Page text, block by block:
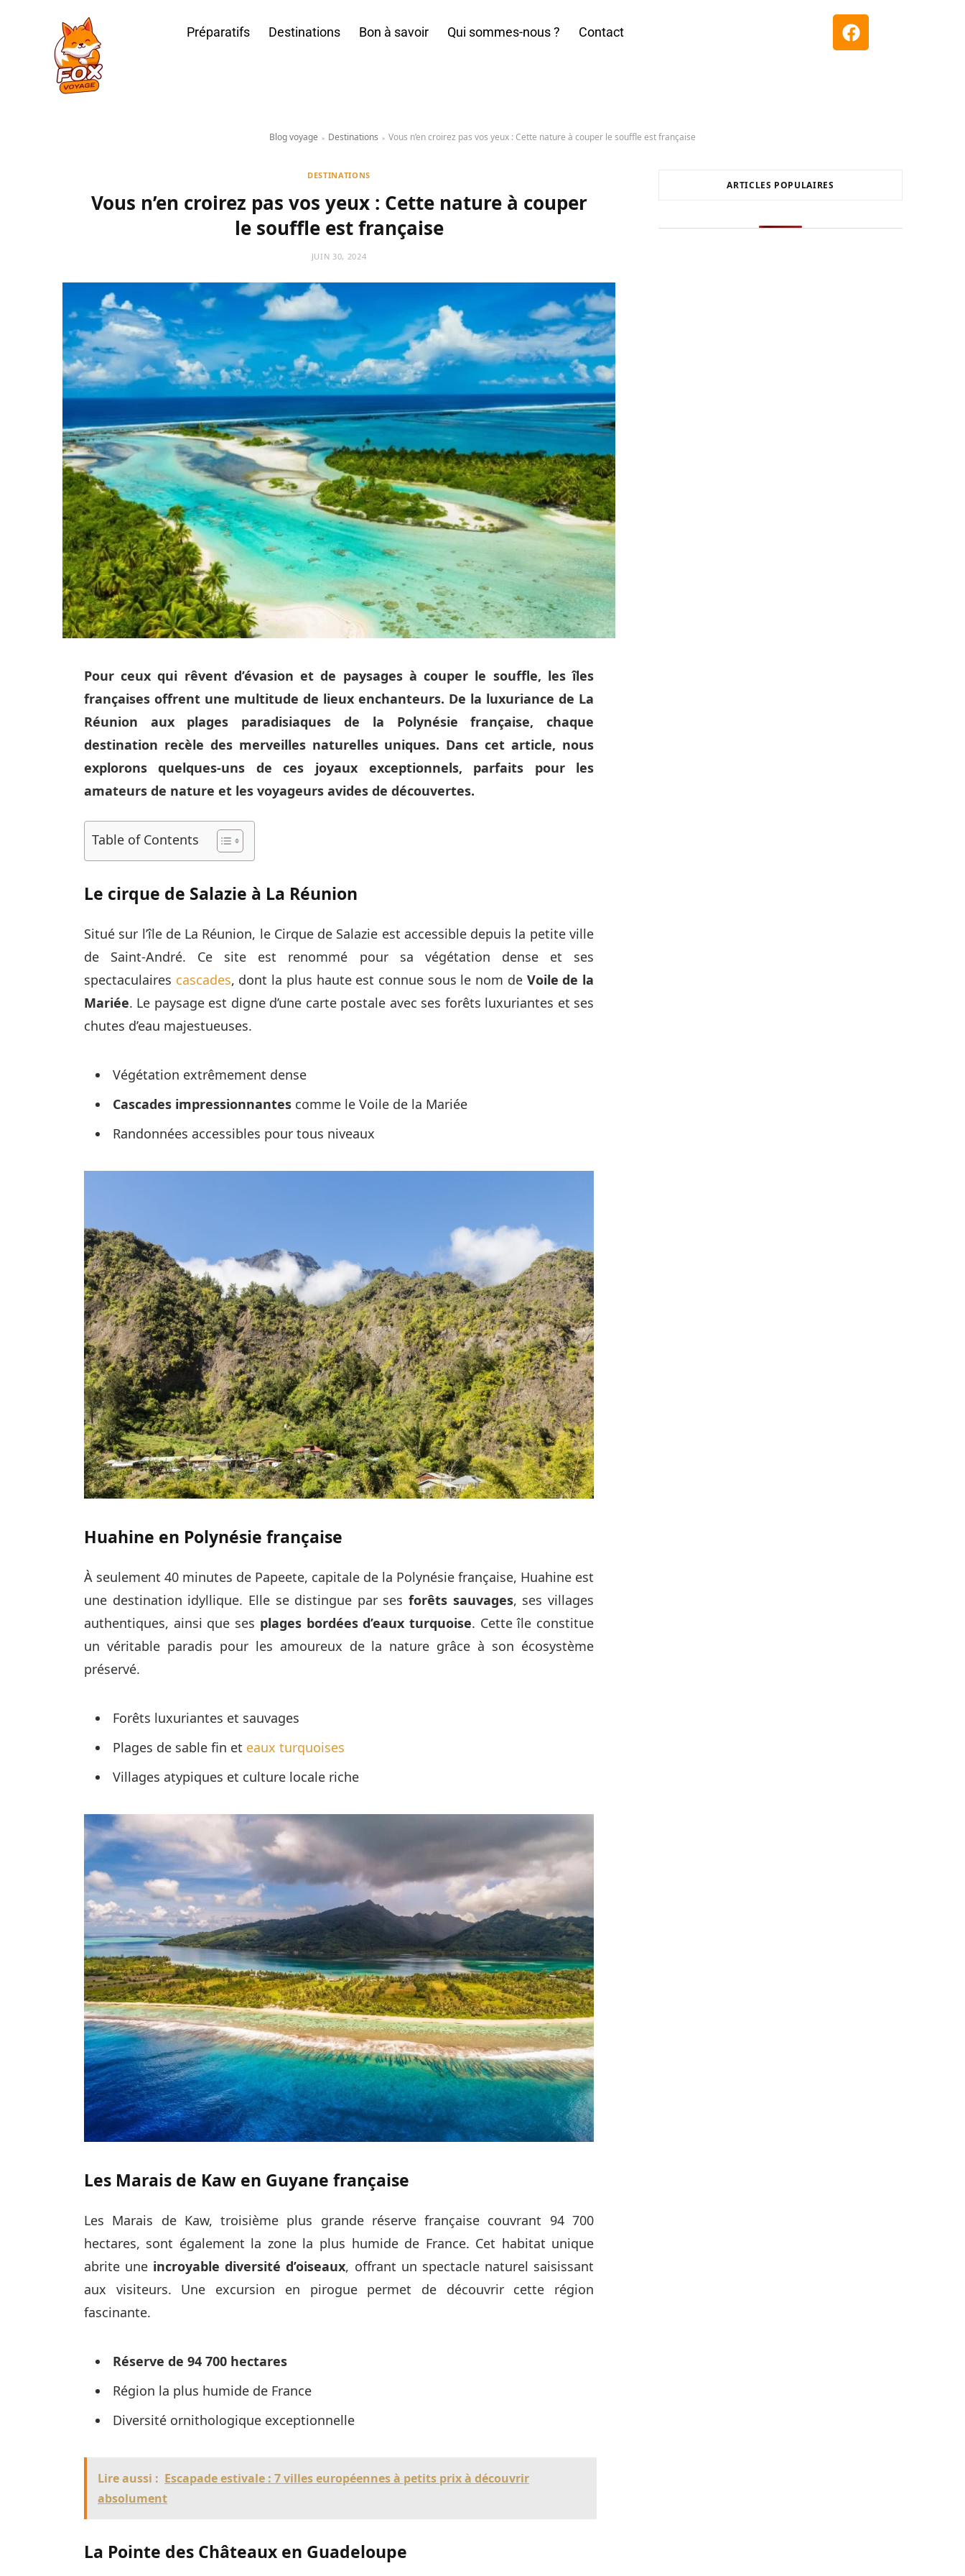
Préparatifs Destinations Bon à savoir Qui sommes-nous ? Contact
Blog voyage » Destinations » Vous n’en croirez pas vos yeux : Cette nature à couper le souffle est française
DESTINATIONS
Vous n’en croirez pas vos yeux : Cette nature à couper
le souffle est française
JUIN 30, 2024
Pour ceux qui rêvent d’évasion et de paysages à couper le souffle, les îles
françaises offrent une multitude de lieux enchanteurs. De la luxuriance de La
Réunion aux plages paradisiaques de la Polynésie française, chaque
destination recèle des merveilles naturelles uniques. Dans cet article, nous
explorons quelques-uns de ces joyaux exceptionnels, parfaits pour les
amateurs de nature et les voyageurs avides de découvertes.
Table of Contents
Le cirque de Salazie à La Réunion
Situé sur l’île de La Réunion, le Cirque de Salazie est accessible depuis la petite ville
de Saint-André. Ce site est renommé pour sa végétation dense et ses
spectaculaires cascades, dont la plus haute est connue sous le nom de Voile de la
Mariée. Le paysage est digne d’une carte postale avec ses forêts luxuriantes et ses
chutes d’eau majestueuses.
Végétation extrêmement dense
Cascades impressionnantescomme le Voile de la Mariée
Randonnées accessibles pour tous niveaux
Huahine en Polynésie française
À seulement 40 minutes de Papeete, capitale de la Polynésie française, Huahine est
une destination idyllique. Elle se distingue par sesforêts sauvages, ses villages
authentiques, ainsi que ses plages bordées d’eaux turquoise. Cette île constitue
un véritable paradis pour les amoureux de la nature grâce à son écosystème
préservé.
Forêts luxuriantes et sauvages
Plages de sable fin et eaux turquoises
Villages atypiques et culture locale riche
Les Marais de Kaw en Guyane française
Les Marais de Kaw, troisième plus grande réserve française couvrant 94 700
hectares, sont également la zone la plus humide de France. Cet habitat unique
abrite une incroyable diversité d’oiseaux, offrant un spectacle naturel saisissant
aux visiteurs. Une excursion en pirogue permet de découvrir cette région
fascinante.
Réserve de 94 700 hectares
Région la plus humide de France
Diversité ornithologique exceptionnelle
Lire aussi : Escapade estivale : 7 villes européennes à petits prix à découvrir
absolument
La Pointe des Châteaux en Guadeloupe
ARTICLES POPULAIRES